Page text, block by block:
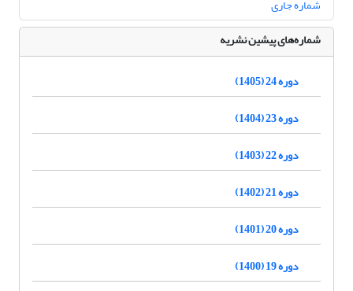
شماره جاری
شماره‌های پیشین نشریه
دوره 24 (1405)
دوره 23 (1404)
دوره 22 (1403)
دوره 21 (1402)
دوره 20 (1401)
دوره 19 (1400)